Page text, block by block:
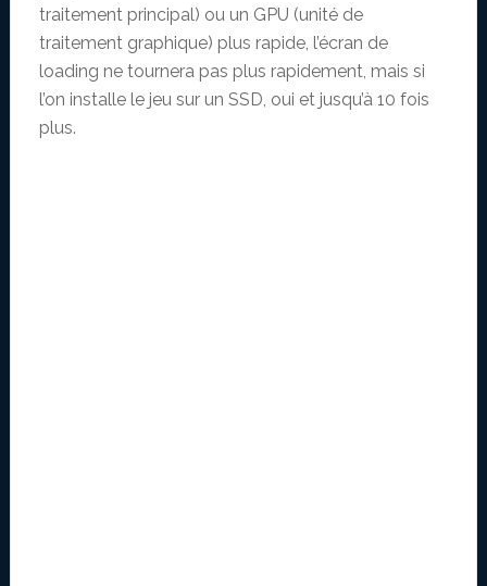
traitement principal) ou un GPU (unité de
traitement graphique) plus rapide, l’écran de
loading ne tournera pas plus rapidement, mais si
l’on installe le jeu sur un SSD, oui et jusqu’à 10 fois
plus.